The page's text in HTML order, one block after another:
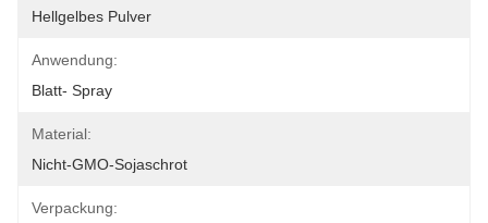
Hellgelbes Pulver
Anwendung:
Blatt- Spray
Material:
Nicht-GMO-Sojaschrot
Verpackung: